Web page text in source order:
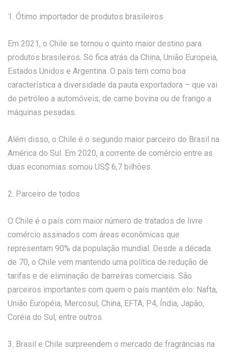
1. Ótimo importador de produtos brasileiros
Em 2021, o Chile se tornou o quinto maior destino para
produtos brasileiros. Só fica atrás da China, União Europeia,
Estados Unidos e Argentina. O país tem como boa
característica a diversidade da pauta exportadora – que vai
de petróleo a automóveis, de carne bovina ou de frango a
máquinas pesadas.
Além disso, o Chile é o segundo maior parceiro do Brasil na
América do Sul. Em 2020, a corrente de comércio entre as
duas economias somou US$ 6,7 bilhões.
2. Parceiro de todos
O Chile é o país com maior número de tratados de livre
comércio assinados com áreas econômicas que
representam 90% da população mundial. Desde a década
de 70, o Chile vem mantendo uma política de redução de
tarifas e de eliminação de barreiras comerciais. São
parceiros importantes com quem o país mantém elo: Nafta,
União Européia, Mercosul, China, EFTA, P4, Índia, Japão,
Coréia do Sul, entre outros.
3. Brasil e Chile surpreendem o mercado de fragrâncias na